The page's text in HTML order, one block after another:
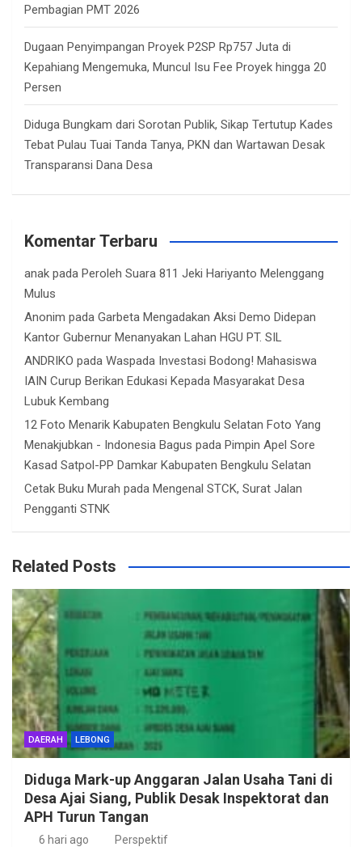
Pembagian PMT 2026
Dugaan Penyimpangan Proyek P2SP Rp757 Juta di
Kepahiang Mengemuka, Muncul Isu Fee Proyek hingga 20
Persen
Diduga Bungkam dari Sorotan Publik, Sikap Tertutup Kades
Tebat Pulau Tuai Tanda Tanya, PKN dan Wartawan Desak
Transparansi Dana Desa
Komentar Terbaru
anak pada Peroleh Suara 811 Jeki Hariyanto Melenggang
Mulus
Anonim pada Garbeta Mengadakan Aksi Demo Didepan
Kantor Gubernur Menanyakan Lahan HGU PT. SIL
ANDRIKO pada Waspada Investasi Bodong! Mahasiswa
IAIN Curup Berikan Edukasi Kepada Masyarakat Desa
Lubuk Kembang
12 Foto Menarik Kabupaten Bengkulu Selatan Foto Yang
Menakjubkan - Indonesia Bagus pada Pimpin Apel Sore
Kasad Satpol-PP Damkar Kabupaten Bengkulu Selatan
Cetak Buku Murah pada Mengenal STCK, Surat Jalan
Pengganti STNK
Related Posts
DAERAH LEBONG
Diduga Mark-up Anggaran Jalan Usaha Tani di
Desa Ajai Siang, Publik Desak Inspektorat dan
APH Turun Tangan
6 hari ago Perspektif